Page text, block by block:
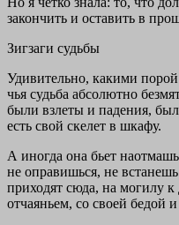
закончить и оставить в
Зигзаги судьбы
Удивительно, какими порой
чья судьба абсолютно
были взлеты и падения,
есть свой скелет в шкафу.
А иногда она бьет
не оправишься, не
приходят сюда, на могилу
отчаяньем, со своей бедой